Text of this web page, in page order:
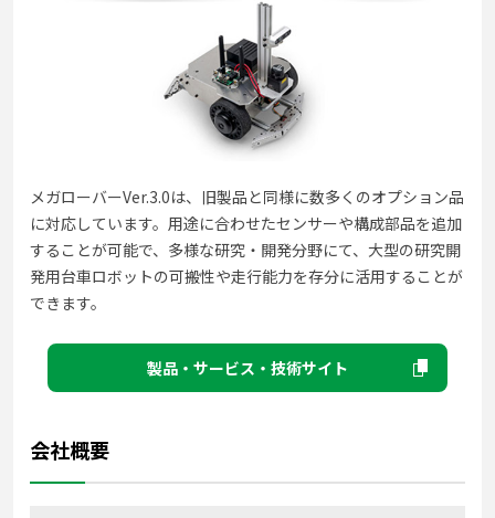
メガローバーVer.3.0は、旧製品と同様に数多くのオプション品
に対応しています。用途に合わせたセンサーや構成部品を追加
することが可能で、多様な研究・開発分野にて、大型の研究開
発用台車ロボットの可搬性や走行能力を存分に活用することが
できます。
製品・サービス・技術サイト
会社概要